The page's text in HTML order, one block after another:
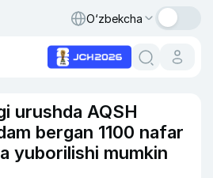
O‘zbekcha
urushda AQSH
bergan 1100 nafar
yuborilishi mumkin